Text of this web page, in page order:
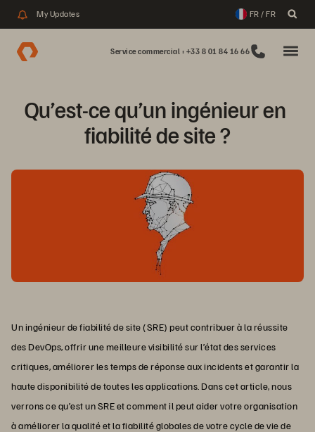
My Updates FR / FR
Service commercial : +33 8 01 84 16 66
Qu’est-ce qu’un ingénieur en
fiabilité de site ?
Un ingénieur de fiabilité de site (SRE) peut contribuer à la réussite
des DevOps, offrir une meilleure visibilité sur l’état des services
critiques, améliorer les temps de réponse aux incidents et garantir la
haute disponibilité de toutes les applications. Dans cet article, nous
verrons ce qu’est un SRE et comment il peut aider votre organisation
à améliorer la qualité et la fiabilité globales de votre cycle de vie de